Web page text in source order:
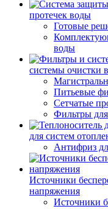
протечек воды
Готовые
воды
системы очистки
Питьевые
Сетчатые
Фильтры
для систем
Антифриз
Источники
напряжения
Источники